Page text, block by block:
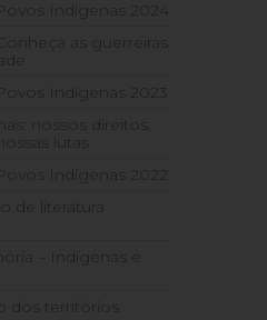
Indígenas 2024
as guerreiras
Indígenas 2023
nossos direitos,
lutas
Indígenas 2022
de literatura
– Indígenas e
dos territórios